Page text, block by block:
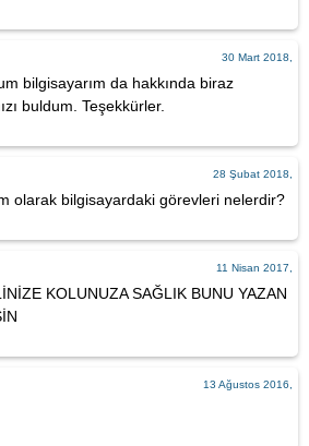
30 Mart 2018,
bilgisayarım da hakkında biraz
buldum. Teşekkürler.
28 Şubat 2018,
olarak bilgisayardaki görevleri nelerdir?
11 Nisan 2017,
KOLUNUZA SAĞLIK BUNU YAZAN
13 Ağustos 2016,